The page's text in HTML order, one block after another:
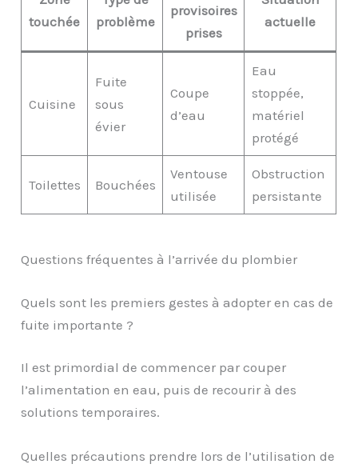
touchée
problème
provisoires
prises
actuelle
Cuisine
Fuite
sous
évier
Coupe
d’eau
Eau
stoppée,
matériel
protégé
Toilettes Bouchées
Ventouse
utilisée
Obstruction
persistante
Questions fréquentes à l’arrivée du plombier
Quels sont les premiers gestes à adopter en cas de
fuite importante ?
Il est primordial de commencer par couper
l’alimentation en eau, puis de recourir à des
solutions temporaires.
Quelles précautions prendre lors de l’utilisation de